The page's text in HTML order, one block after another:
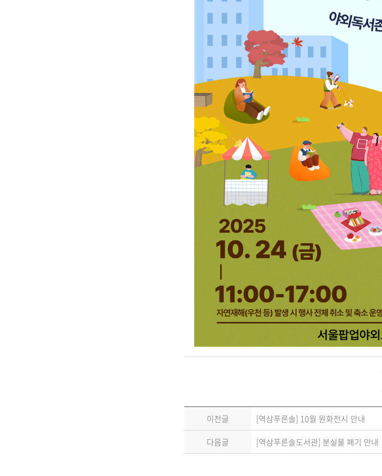
이전글
[역삼푸른솔] 10월 원화전시 안내
다음글
[역삼푸른솔도서관] 분실물 폐기 안내